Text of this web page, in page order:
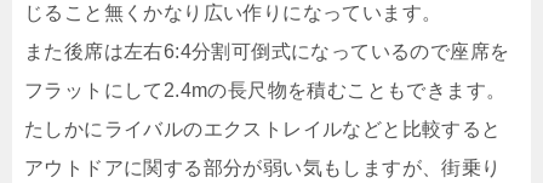
じること無くかなり広い作りになっています。
また後席は左右6:4分割可倒式になっているので座席を
フラットにして2.4mの長尺物を積むこともできます。
たしかにライバルのエクストレイルなどと比較すると
アウトドアに関する部分が弱い気もしますが、街乗り